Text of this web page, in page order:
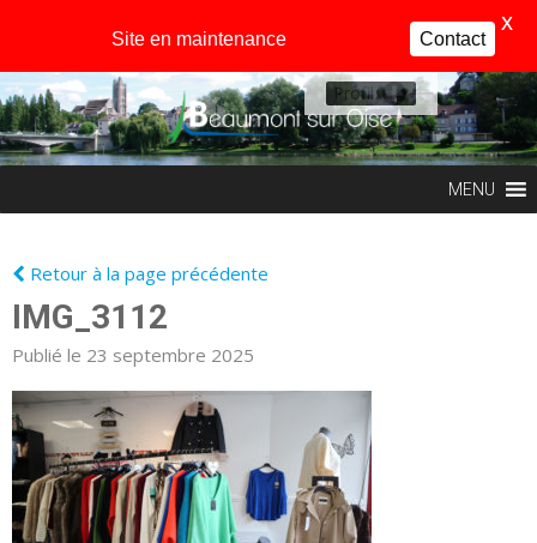
Profil
MENU
Retour à la page précédente
IMG_3112
Publié le 23 septembre 2025
Site en maintenance Contact
X